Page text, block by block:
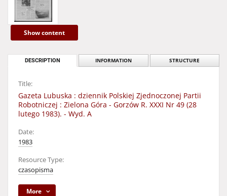
Show content
DESCRIPTION INFORMATION STRUCTURE
Title:
Gazeta Lubuska : dziennik Polskiej Zjednoczonej Partii
Robotniczej : Zielona Góra - Gorzów R. XXXI Nr 49 (28
lutego 1983). - Wyd. A
Date:
1983
Resource Type:
czasopisma
More